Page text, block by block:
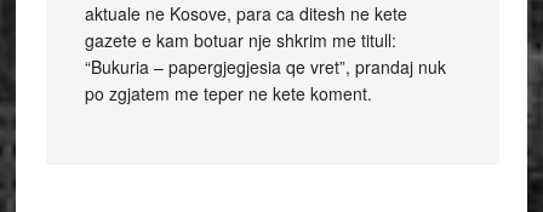
aktuale ne Kosove, para ca ditesh ne kete
gazete e kam botuar nje shkrim me titull:
“Bukuria – papergjegjesia qe vret”, prandaj nuk
po zgjatem me teper ne kete koment.